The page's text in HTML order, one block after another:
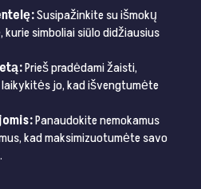
Susipažinkite su išmokų
simboliai siūlo didžiausius
Prieš pradėdami žaisti,
jo, kad išvengtumėte
Panaudokite nemokamus
kad maksimizuotumėte savo